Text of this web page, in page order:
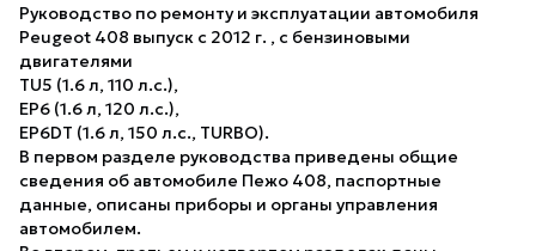
Руководство по ремонту и эксплуатации автомобиля
Peugeot 408 выпуск с 2012 г. , с бензиновыми
двигателями
TU5 (1.6 л, 110 л.с.),
EP6 (1.6 л, 120 л.с.),
EP6DT (1.6 л, 150 л.с., TURBO).
В первом разделе руководства приведены общие
сведения об автомобиле Пежо 408, паспортные
данные, описаны приборы и органы управления
автомобилем.